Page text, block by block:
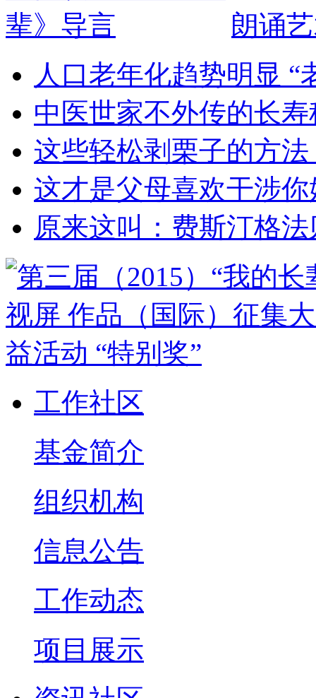
朗诵
人口老年化趋势明显 “
中医世家不外传的长寿
这些轻松剥栗子的方
这才是父母喜欢干涉
原来这叫：费斯汀格
工作社区
基金简介
组织机构
信息公告
工作动态
项目展示